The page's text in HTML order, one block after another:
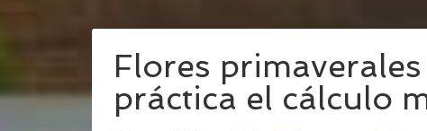
Flores
práctica el cálculo